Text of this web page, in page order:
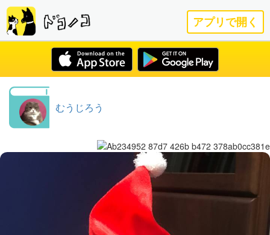
アプリで開く
むうじろう